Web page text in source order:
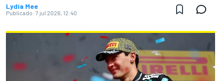
Lydia Mee
Publicado: 7 jul 2026, 12:40